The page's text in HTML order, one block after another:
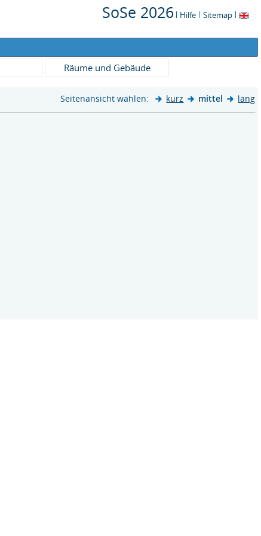
SoSe 2026 Hilfe Sitemap
Räume und Gebäude
Seitenansicht wählen: kurz mittel lang